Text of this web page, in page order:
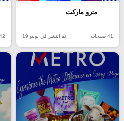
مترو ماركت
41 صفحات تم النشر في يونيو 19 42 صفحات